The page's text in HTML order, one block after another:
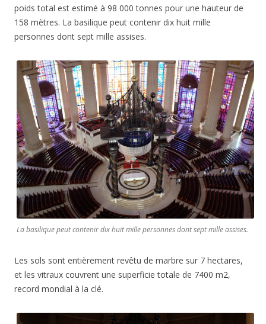
poids total est estimé à 98 000 tonnes pour une hauteur de
158 mètres. La basilique peut contenir dix huit mille
personnes dont sept mille assises.
La basilique peut contenir dix huit mille personnes dont sept mille assises.
Les sols sont entièrement revêtu de marbre sur 7 hectares,
et les vitraux couvrent une superficie totale de 7400 m2,
record mondial à la clé.